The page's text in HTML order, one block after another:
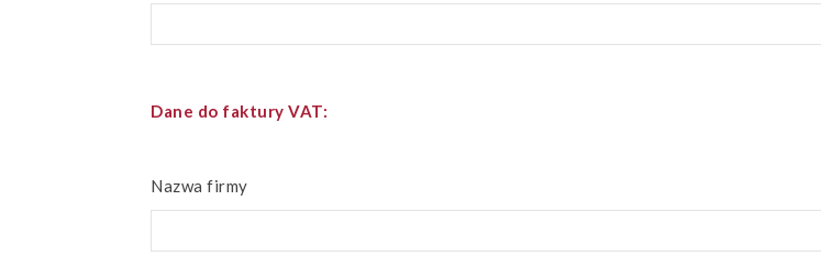
Dane do faktury VAT:
Nazwa firmy